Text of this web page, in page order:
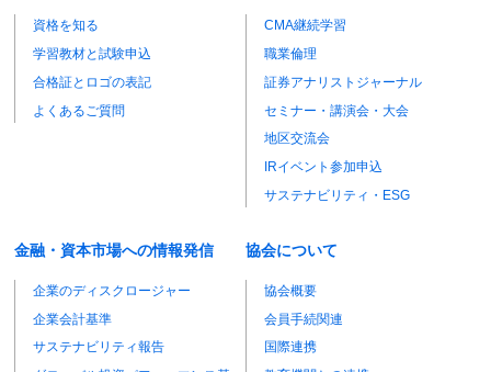
資格を知る
学習教材と試験申込
合格証とロゴの表記
よくあるご質問
CMA継続学習
職業倫理
証券アナリストジャーナル
セミナー・講演会・大会
地区交流会
IRイベント参加申込
サステナビリティ・ESG
金融・資本市場への情報発信
企業のディスクロージャー
企業会計基準
サステナビリティ報告
協会について
協会概要
会員手続関連
国際連携